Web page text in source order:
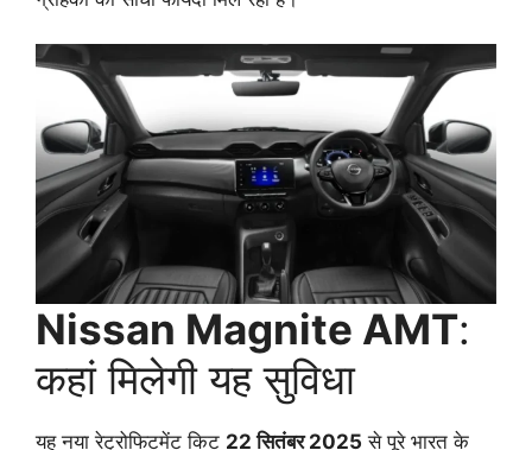
Nissan Magnite AMT:
कहां मिलेगी यह सुविधा
यह नया रेट्रोफिटमेंट किट 22 सितंबर 2025 से पूरे भारत के